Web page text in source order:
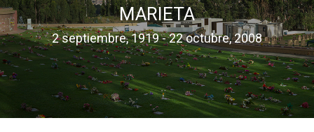
MARIETA
2 septiembre, 1919 - 22 octubre, 2008